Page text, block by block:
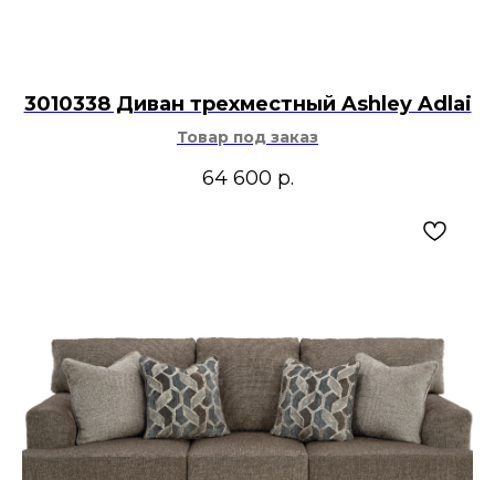
3010338 Диван трехместный Ashley Adlai
Товар под заказ
64 600 р.